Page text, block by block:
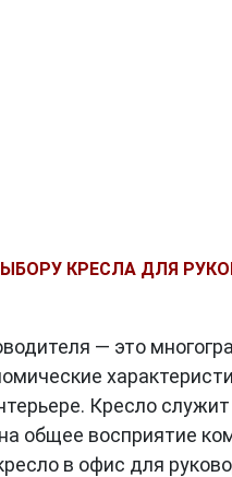
КРЕСЛА ДЛЯ
— это
Кресло
общее восприятие
в офис для